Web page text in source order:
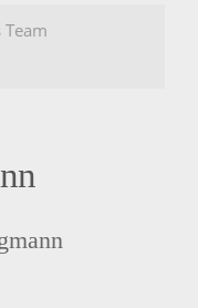
Team